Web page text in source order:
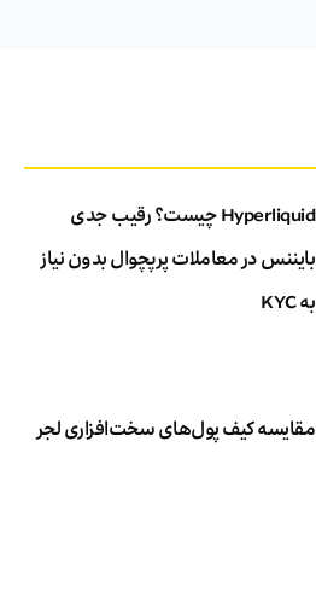
Hyperliquid چیست؟ رقیب جدی
بایننس در معاملات پرپچوال بدون نیاز
به KYC
مقایسه کیف پول‌های سخت‌افزاری لجر